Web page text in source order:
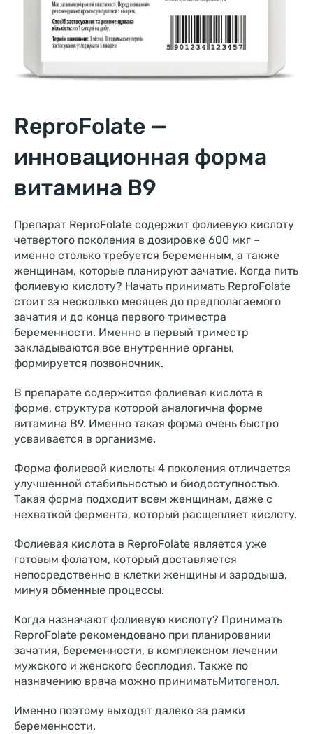
ReproFolate —
инновационная форма
витамина В9
Препарат ReproFolate содержит фолиевую кислоту
четвертого поколения в дозировке 600 мкг –
именно столько требуется беременным, а также
женщинам, которые планируют зачатие. Когда пить
фолиевую кислоту? Начать принимать ReproFolate
стоит за несколько месяцев до предполагаемого
зачатия и до конца первого триместра
беременности. Именно в первый триместр
закладываются все внутренние органы,
формируется позвоночник.
В препарате содержится фолиевая кислота в
форме, структура которой аналогична форме
витамина В9. Именно такая форма очень быстро
усваивается в организме.
Форма фолиевой кислоты 4 поколения отличается
улучшенной стабильностью и биодоступностью.
Такая форма подходит всем женщинам, даже с
нехваткой фермента, который расщепляет кислоту.
Фолиевая кислота в ReproFolate является уже
готовым фолатом, который доставляется
непосредственно в клетки женщины и зародыша,
минуя обменные процессы.
Когда назначают фолиевую кислоту? Принимать
ReproFolate рекомендовано при планировании
зачатия, беременности, в комплексном лечении
мужского и женского бесплодия. Также по
назначению врача можно приниматьМитогенол.
Именно поэтому выходят далеко за рамки
беременности.